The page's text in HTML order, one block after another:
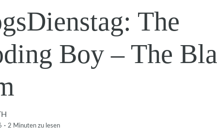
The
Boy – The
· 2 Minuten zu lesen